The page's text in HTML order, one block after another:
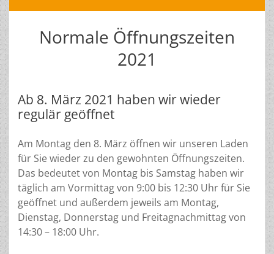
Normale Öffnungszeiten
2021
Ab 8. März 2021 haben wir wieder
regulär geöffnet
Am Montag den 8. März öffnen wir unseren Laden
für Sie wieder zu den gewohnten Öffnungszeiten.
Das bedeutet von Montag bis Samstag haben wir
täglich am Vormittag von 9:00 bis 12:30 Uhr für Sie
geöffnet und außerdem jeweils am Montag,
Dienstag, Donnerstag und Freitagnachmittag von
14:30 – 18:00 Uhr.